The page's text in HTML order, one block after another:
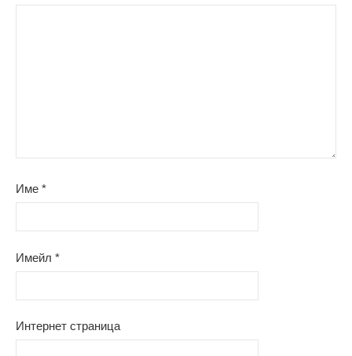
Име *
Имейл *
Интернет страница